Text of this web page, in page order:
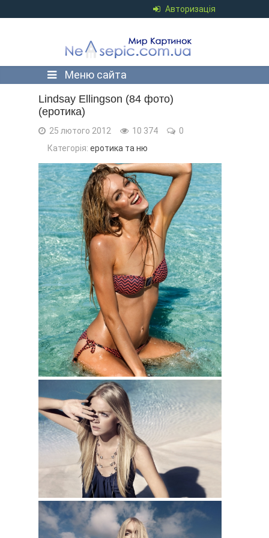
Авторизація
Меню сайта
Lindsay Ellingson (84 фото)
(еротика)
25 лютого 2012 10 374
0
Категорія: еротика та ню